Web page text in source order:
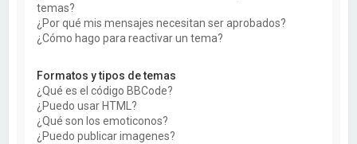
temas?
¿Por qué mis mensajes necesitan ser aprobados?
¿Cómo hago para reactivar un tema?
Formatos y tipos de temas
¿Qué es el código BBCode?
¿Puedo usar HTML?
¿Qué son los emoticonos?
¿Puedo publicar imagenes?